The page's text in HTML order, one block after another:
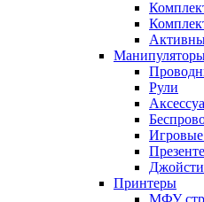
Рули
Принтеры
МФУ